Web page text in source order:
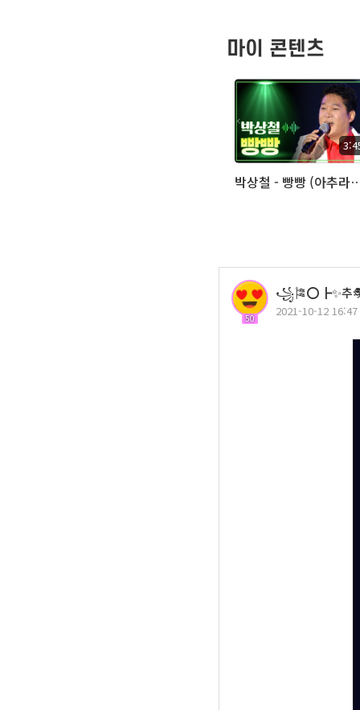
마이 콘텐츠
박상철 - 빵빵
50
꧁🎏⭕┣✨추
2021-10-12 16:47